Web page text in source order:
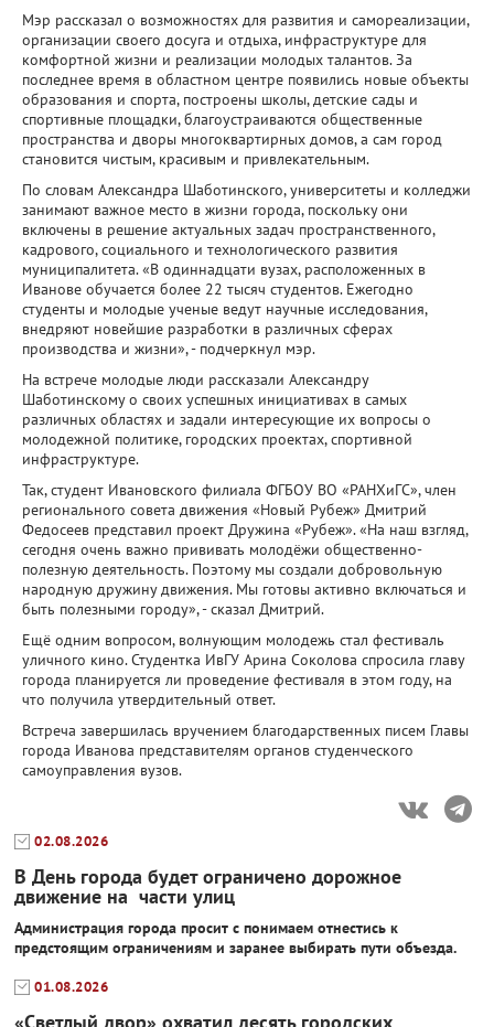
Мэр рассказал о возможностях для развития и самореализации,
организации своего досуга и отдыха, инфраструктуре для
комфортной жизни и реализации молодых талантов. За
последнее время в областном центре появились новые объекты
образования и спорта, построены школы, детские сады и
спортивные площадки, благоустраиваются общественные
пространства и дворы многоквартирных домов, а сам город
становится чистым, красивым и привлекательным.
По словам Александра Шаботинского, университеты и колледжи
занимают важное место в жизни города, поскольку они
включены в решение актуальных задач пространственного,
кадрового, социального и технологического развития
муниципалитета. «В одиннадцати вузах, расположенных в
Иванове обучается более 22 тысяч студентов. Ежегодно
студенты и молодые ученые ведут научные исследования,
внедряют новейшие разработки в различных сферах
производства и жизни», - подчеркнул мэр.
На встрече молодые люди рассказали Александру
Шаботинскому о своих успешных инициативах в самых
различных областях и задали интересующие их вопросы о
молодежной политике, городских проектах, спортивной
инфраструктуре.
Так, студент Ивановского филиала ФГБОУ ВО «РАНХиГС», член
регионального совета движения «Новый Рубеж» Дмитрий
Федосеев представил проект Дружина «Рубеж». «На наш взгляд,
сегодня очень важно прививать молодёжи общественно-
полезную деятельность. Поэтому мы создали добровольную
народную дружину движения. Мы готовы активно включаться и
быть полезными городу», - сказал Дмитрий.
Ещё одним вопросом, волнующим молодежь стал фестиваль
уличного кино. Студентка ИвГУ Арина Соколова спросила главу
города планируется ли проведение фестиваля в этом году, на
что получила утвердительный ответ.
Встреча завершилась вручением благодарственных писем Главы
города Иванова представителям органов студенческого
самоуправления вузов.
02.08.2026
В День города будет ограничено дорожное
движение на части улиц
Администрация города просит с понимаем отнестись к
предстоящим ограничениям и заранее выбирать пути объезда.
01.08.2026